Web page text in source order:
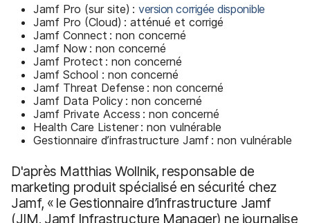
Jamf Pro (sur site) : version corrigée disponible
Jamf Pro (Cloud) : atténué et corrigé
Jamf Connect : non concerné
Jamf Now : non concerné
Jamf Protect : non concerné
Jamf School : non concerné
Jamf Threat Defense : non concerné
Jamf Data Policy : non concerné
Jamf Private Access : non concerné
Health Care Listener : non vulnérable
Gestionnaire d’infrastructure Jamf : non vulnérable
D'après Matthias Wollnik, responsable de
marketing produit spécialisé en sécurité chez
Jamf, « le Gestionnaire d’infrastructure Jamf
(JIM, Jamf Infrastructure Manager) ne journalise